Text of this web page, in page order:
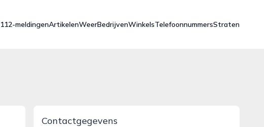
112-meldingenArtikelenWeerBedrijvenWinkelsTelefoonnummersStraten
Contactgegevens